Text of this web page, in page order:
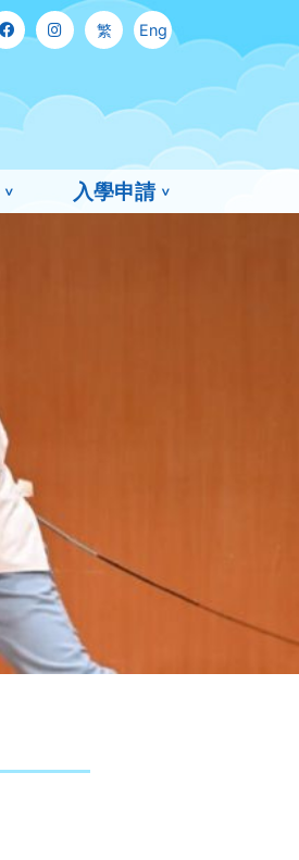
繁 Eng
入學申請